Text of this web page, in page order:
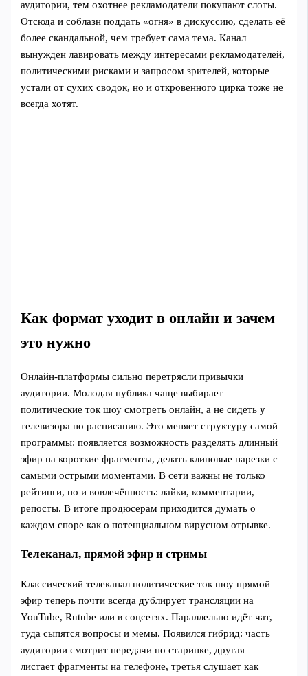
аудитории, тем охотнее рекламодатели покупают слоты.
Отсюда и соблазн поддать «огня» в дискуссию, сделать её
более скандальной, чем требует сама тема. Канал
вынужден лавировать между интересами рекламодателей,
политическими рисками и запросом зрителей, которые
устали от сухих сводок, но и откровенного цирка тоже не
всегда хотят.
Как формат уходит в онлайн и зачем
это нужно
Онлайн‑платформы сильно перетрясли привычки
аудитории. Молодая публика чаще выбирает
политические ток шоу смотреть онлайн, а не сидеть у
телевизора по расписанию. Это меняет структуру самой
программы: появляется возможность разделять длинный
эфир на короткие фрагменты, делать клиповые нарезки с
самыми острыми моментами. В сети важны не только
рейтинги, но и вовлечённость: лайки, комментарии,
репосты. В итоге продюсерам приходится думать о
каждом споре как о потенциальном вирусном отрывке.
Телеканал, прямой эфир и стримы
Классический телеканал политические ток шоу прямой
эфир теперь почти всегда дублирует трансляции на
YouTube, Rutube или в соцсетях. Параллельно идёт чат,
туда сыпятся вопросы и мемы. Появился гибрид: часть
аудитории смотрит передачи по старинке, другая —
листает фрагменты на телефоне, третья слушает как